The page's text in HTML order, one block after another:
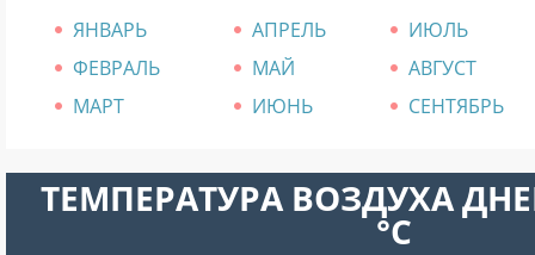
ЯНВАРЬ АПРЕЛЬ
ИЮЛЬ
ФЕВРАЛЬ
МАЙ
АВГУСТ
МАРТ
ИЮНЬ СЕНТЯБРЬ
ТЕМПЕРАТУРА ВОЗДУХА
°C